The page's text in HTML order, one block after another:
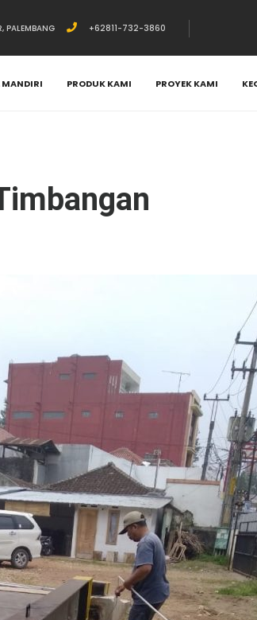
PALEMBANG +62811-732-3860
MANDIRI PRODUK KAMI PROYEK KAMI